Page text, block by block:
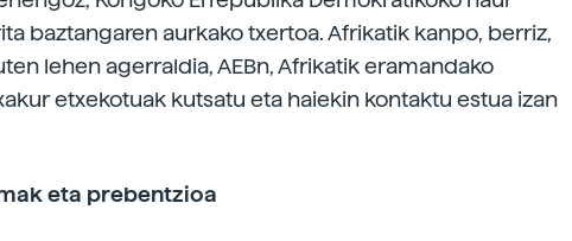
baztangaren aurkako txertoa. Afrikatik kanpo, berriz,
lehen agerraldia, AEBn, Afrikatik eramandako
etxekotuak kutsatu eta haiekin kontaktu estua izan
eta prebentzioa